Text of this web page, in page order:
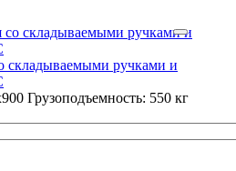
складываемыми ручками и
Грузоподъемность: 550 кг